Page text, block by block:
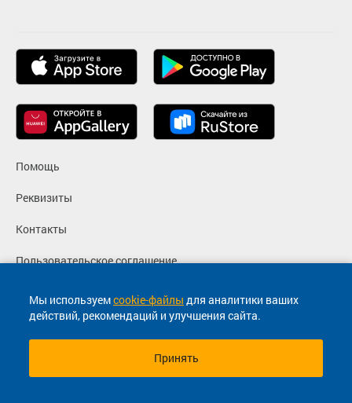
Мы используемcookie-файлы для аналитики ваших
действий, рекомендаций и улучшения сайта.
Принять
Помощь
Реквизиты
Контакты
Пользовательское соглашение
Политика конфиденциальности
Согласие на маркетинговые сообщения
© 2013-2026, ООО "Капитал"- Онлайн сервис продажи